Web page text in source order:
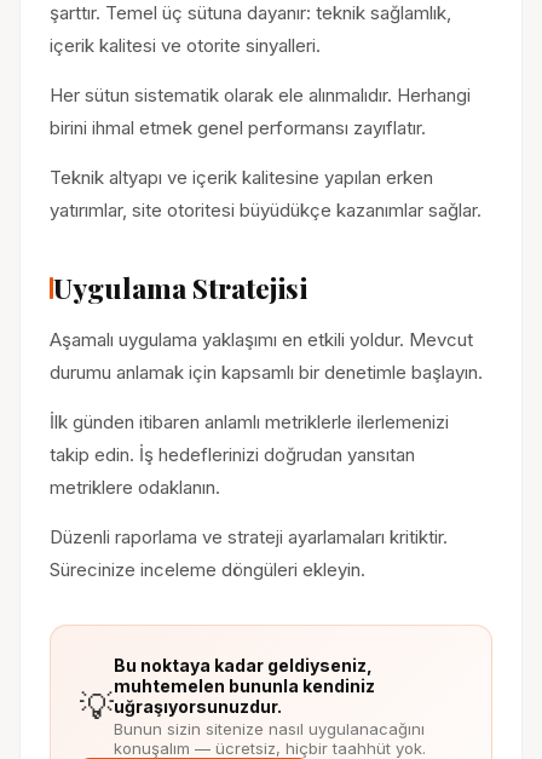
şarttır. Temel üç sütuna dayanır: teknik sağlamlık,
içerik kalitesi ve otorite sinyalleri.
Her sütun sistematik olarak ele alınmalıdır. Herhangi
birini ihmal etmek genel performansı zayıflatır.
Teknik altyapı ve içerik kalitesine yapılan erken
yatırımlar, site otoritesi büyüdükçe kazanımlar sağlar.
Uygulama Stratejisi
Aşamalı uygulama yaklaşımı en etkili yoldur. Mevcut
durumu anlamak için kapsamlı bir denetimle başlayın.
İlk günden itibaren anlamlı metriklerle ilerlemenizi
takip edin. İş hedeflerinizi doğrudan yansıtan
metriklere odaklanın.
Düzenli raporlama ve strateji ayarlamaları kritiktir.
Sürecinize inceleme döngüleri ekleyin.
💡
Bu noktaya kadar geldiyseniz,
muhtemelen bununla kendiniz
uğraşıyorsunuzdur.
Bunun sizin sitenize nasıl uygulanacağını
konuşalım — ücretsiz, hiçbir taahhüt yok.